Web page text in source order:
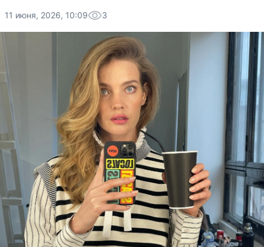
11 июня, 2026, 10:09 3